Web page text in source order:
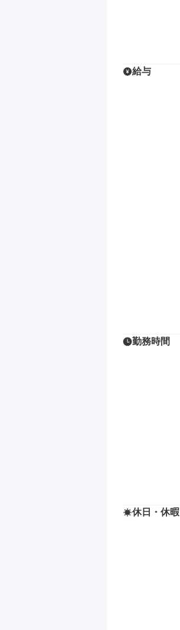
給与
勤務時間
休日・休暇